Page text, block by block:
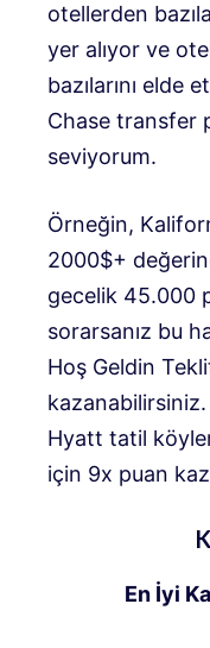
otellerden
yer alıyor ve
bazılarını elde
Chase transfer
seviyorum.
Örneğin,
2000$+
gecelik 45.000
sorarsanız bu
Hoş Geldin
kazanabilirsiniz.
Hyatt tatil
için 9x puan
En İyi